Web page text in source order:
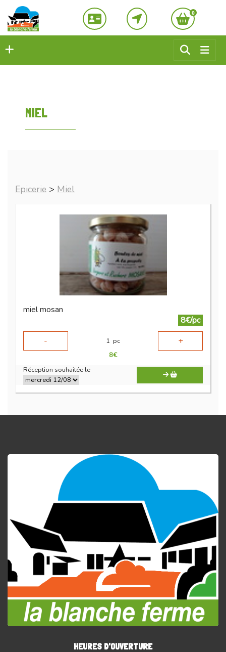
0
MIEL
Epicerie > Miel
miel mosan
8€/pc
-
1 pc +
8€
Réception souhaitée le
HEURES D'OUVERTURE